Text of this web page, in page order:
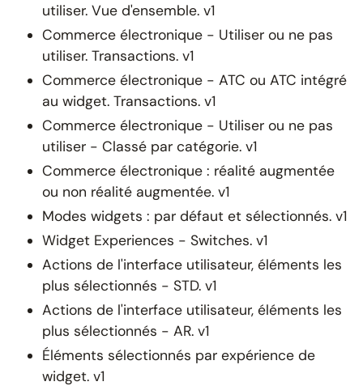
utiliser. Vue d'ensemble. v1
Commerce électronique - Utiliser ou ne pas
utiliser. Transactions. v1
Commerce électronique - ATC ou ATC intégré
au widget. Transactions. v1
Commerce électronique - Utiliser ou ne pas
utiliser - Classé par catégorie. v1
Commerce électronique : réalité augmentée
ou non réalité augmentée. v1
Modes widgets : par défaut et sélectionnés. v1
Widget Experiences - Switches. v1
Actions de l'interface utilisateur, éléments les
plus sélectionnés - STD. v1
Actions de l'interface utilisateur, éléments les
plus sélectionnés - AR. v1
Éléments sélectionnés par expérience de
widget. v1